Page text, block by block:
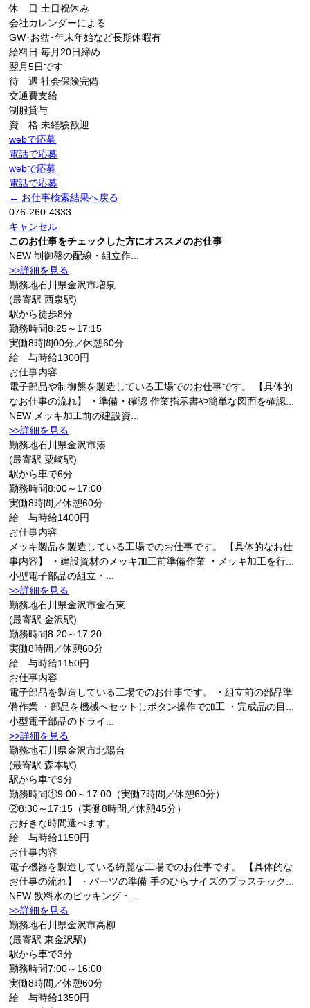
休 日 土日祝休み
会社カレンダーによる
GW･お盆･年末年始など長期休暇有
給料日 毎月20日締め
翌月5日です
待 遇 社会保険完備
交通費支給
制服貸与
資 格 未経験歓迎
webで応募
電話で応募
webで応募
電話で応募
← お仕事検索結果へ戻る
076-260-4333
キャンセル
このお仕事をチェックした方にオススメのお仕事
NEW 制御盤の配線・組立作...
>>詳細を見る
勤務地石川県金沢市増泉
(最寄駅 西泉駅)
駅から徒歩8分
勤務時間8:25～17:15
実働8時間00分／休憩60分
給 与時給1300円
お仕事内容
電子部品や制御盤を製造している工場でのお仕事です。 【具体的
なお仕事の流れ】 ・準備・確認 作業指示書や簡単な図面を確認...
NEW メッキ加工前の建設資...
>>詳細を見る
勤務地石川県金沢市湊
(最寄駅 粟崎駅)
駅から車で6分
勤務時間8:00～17:00
実働8時間／休憩60分
給 与時給1400円
お仕事内容
メッキ製品を製造している工場でのお仕事です。 【具体的なお仕
事内容】 ・建設資材のメッキ加工前準備作業 ・メッキ加工を行...
小型電子部品の組立・...
>>詳細を見る
勤務地石川県金沢市金石東
(最寄駅 金沢駅)
勤務時間8:20～17:20
実働8時間／休憩60分
給 与時給1150円
お仕事内容
電子部品を製造している工場でのお仕事です。 ・組立前の部品準
備作業 ・部品を機械へセットしボタン操作で加工 ・完成品の目...
小型電子部品のドライ...
>>詳細を見る
勤務地石川県金沢市北陽台
(最寄駅 森本駅)
駅から車で9分
勤務時間①9:00～17:00（実働7時間／休憩60分）
②8:30～17:15（実働8時間／休憩45分）
お好きな時間選べます。
給 与時給1150円
お仕事内容
電子機器を製造している綺麗な工場でのお仕事です。 【具体的な
お仕事の流れ】 ・パーツの準備 手のひらサイズのプラスチック...
NEW 飲料水のピッキング・...
>>詳細を見る
勤務地石川県金沢市高柳
(最寄駅 東金沢駅)
駅から車で3分
勤務時間7:00～16:00
実働8時間／休憩60分
給 与時給1350円